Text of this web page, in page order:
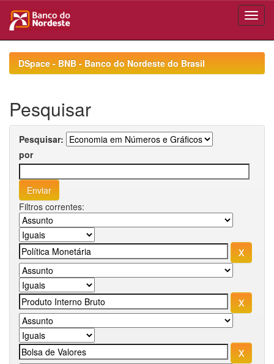
navigationDSpace - BNB - Banco do Nordeste do Brasil
Pesquisar
Pesquisar:
por
Filtros correntes: